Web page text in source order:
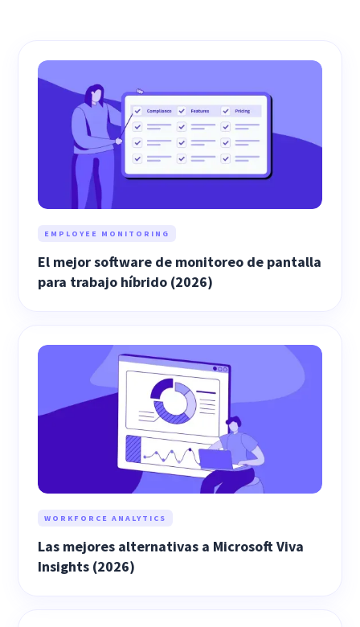
EMPLOYEE MONITORING
El mejor software de monitoreo de pantalla
para trabajo híbrido (2026)
WORKFORCE ANALYTICS
Las mejores alternativas a Microsoft Viva
Insights (2026)